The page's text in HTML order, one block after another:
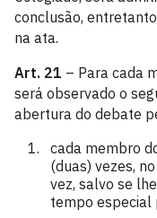
conclusão,
na ata.
Art. 21 – Para cada
será observado o
abertura do debate
cada membro
(duas) vezes,
vez, salvo se
tempo especial